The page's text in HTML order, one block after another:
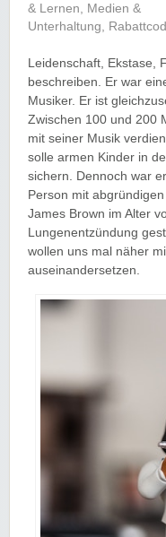
& Lernen
Medien &
Unterhaltung
Leidenschaft, Ekstase,
beschreiben. Er war
Musiker. Er ist
Zwischen 100 und 200
mit seiner Musik
solle armen Kinder in
sichern. Dennoch war
Person mit
James Brown im Alter
Lungenentzündung
wollen uns mal näher
auseinandersetzen.